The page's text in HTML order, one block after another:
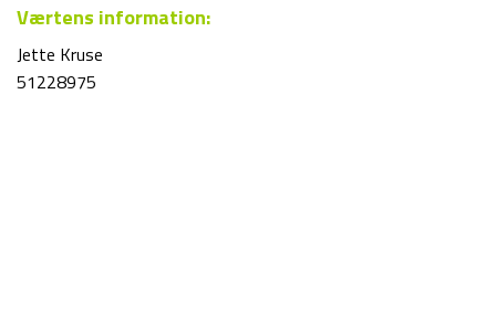
Værtens information:
Jette Kruse
51228975